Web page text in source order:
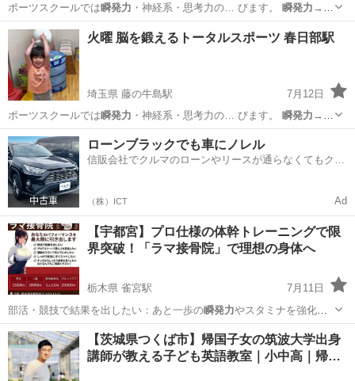
ポーツスクールでは瞬発力 ・神経系・思考力の… びます。 瞬発力 →高
いジャンプや素…
埼玉 春日部市 藤の牛島駅 体操 小学生
火曜 脳を鍛えるトータルスポーツ 春日部駅
埼玉県 藤の牛島駅
7月12日
ポーツスクールでは瞬発力 ・神経系・思考力の… びます。 瞬発力 →高
いジャンプや素…
埼玉 春日部市 藤の牛島駅 体操
ローンブラックでも車にノレル
信販会社でクルマのローンやリースが通らなくてもクル
（株）ICT Ad
【宇都宮】プロ仕様の体幹トレーニングで限
界突破！「ラマ接骨院」で理想の身体へ
栃木県 雀宮駅
7月11日
部活・競技で結果を出したい：あと一歩の瞬発力やスタミナを強化し
ます。 プロ・ハイ…
栃木 宇都宮市 雀宮駅 サッカー 体幹
【茨城県つくば市】帰国子女の筑波大学出身
講師が教える子ども英語教室｜小中高｜帰…